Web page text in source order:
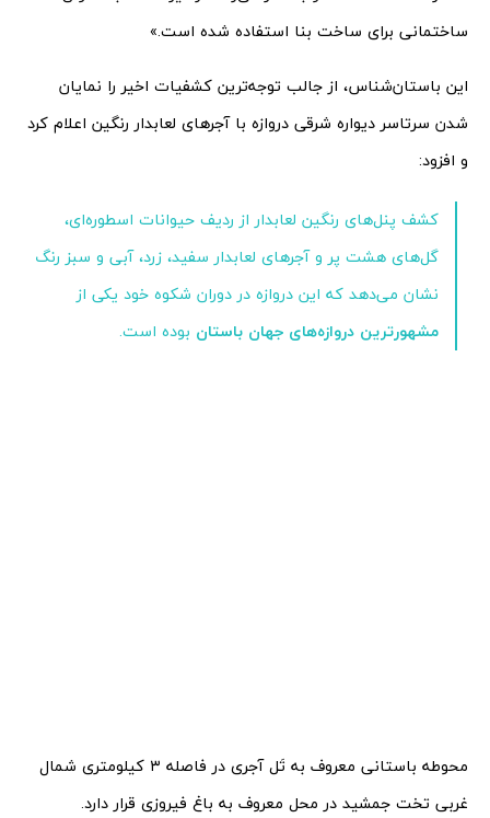
ساختمانی برای ساخت بنا استفاده شده است.»
این باستان‌شناس، از جالب توجه‌ترین کشفیات اخیر را نمایان
شدن سرتاسر دیواره شرقی دروازه با آجرهای لعابدار رنگین اعلام کرد
و افزود:
کشف پنل‌های رنگین لعابدار از ردیف حیوانات اسطوره‌ای،
گل‌های هشت پر و آجرهای لعابدار سفید، زرد، آبی و سبز رنگ
نشان می‌دهد که این دروازه در دوران شکوه خود یکی از
مشهورترین دروازه‌های جهان باستان بوده است.
محوطه باستانی معروف به تَل آجری در فاصله ۳ کیلومتری شمال
غربی تخت جمشید در محل معروف به باغ فیروزی قرار دارد.